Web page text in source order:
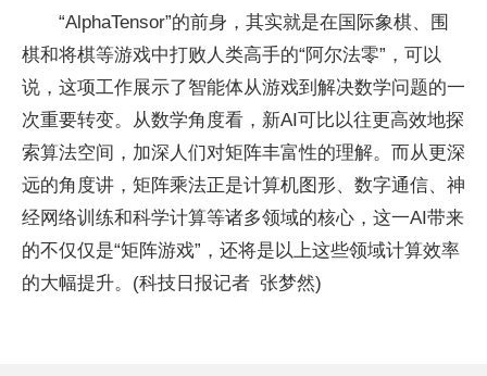
“AlphaTensor”的前身，其实就是在国际象棋、围
棋和将棋等游戏中打败人类高手的“阿尔法零”，可以
说，这项工作展示了智能体从游戏到解决数学问题的一
次重要转变。从数学角度看，新AI可比以往更高效地探
索算法空间，加深人们对矩阵丰富性的理解。而从更深
远的角度讲，矩阵乘法正是计算机图形、数字通信、神
经网络训练和科学计算等诸多领域的核心，这一AI带来
的不仅仅是“矩阵游戏”，还将是以上这些领域计算效率
的大幅提升。(科技日报记者 张梦然)